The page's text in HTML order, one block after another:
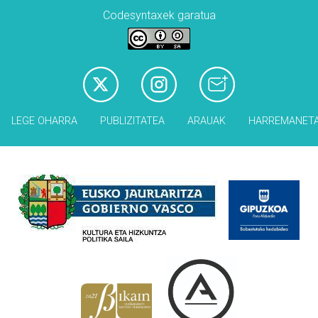
Codesyntaxek garatua
LEGE OHARRA PUBLIZITATEA ARAUAK